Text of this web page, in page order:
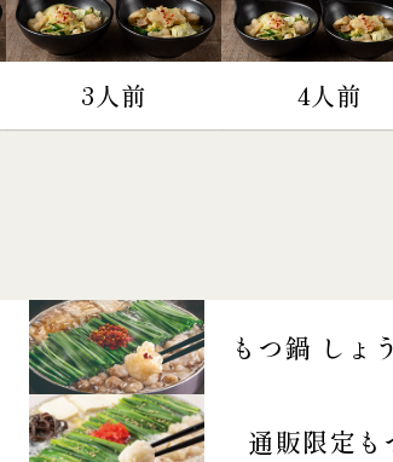
3人前 4人前
もつ鍋 しょ
通販限定も